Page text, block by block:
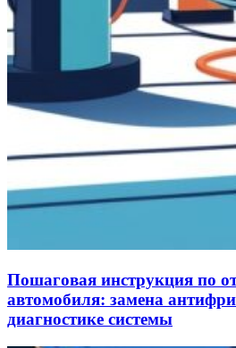
Пошаговая инструкция по
автомобиля: замена
диагностике системы